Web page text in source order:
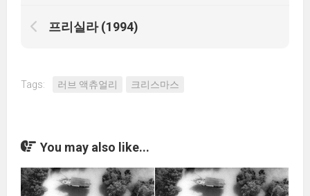
프리실라 (1994)
Tags: 러브 액츄얼리 크리스마스
You may also like...